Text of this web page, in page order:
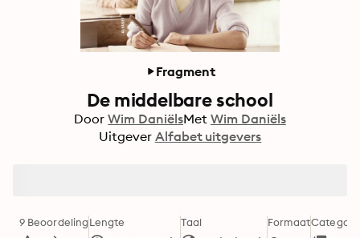
Fragment
De middelbare school
Door Wim DaniëlsMet Wim Daniëls
Uitgever Alfabet uitgevers
9 BeoordelingLengte Taal Formaat